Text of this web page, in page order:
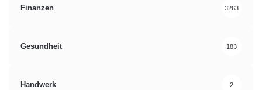
Finanzen 3263
Gesundheit 183
Handwerk 2